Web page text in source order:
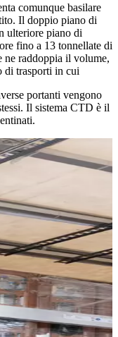
comunque basilare
Il doppio piano di
ulteriore piano di
fino a 13 tonnellate di
ne raddoppia il volume,
di trasporti in cui
portanti vengono
Il sistema CTD è il